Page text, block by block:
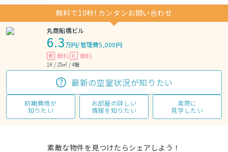
無料で10秒! カンタンお問い合わせ
丸商船橋ビル
6.3万円/管理費5,000円
敷 無料 礼 無料
1K / 25㎡ / 4階
最新の空室状況が知りたい
初期費用が
知りたい
お部屋の詳しい
情報を知りたい
実際に
見学したい
素敵な物件を見つけたらシェアしよう！